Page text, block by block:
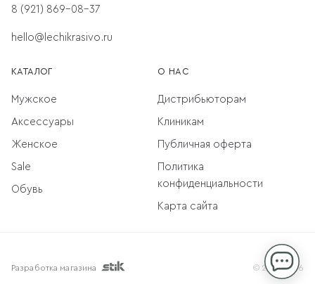
8 (921) 869-08-37
hello@lechikrasivo.ru
КАТАЛОГ
Мужское
Аксессуары
Женское
Sale
Обувь
О НАС
Дистрибьюторам
Клиникам
Публичная оферта
Политика
конфиденциальности
Карта сайта
Разработка магазина © 2013-2026